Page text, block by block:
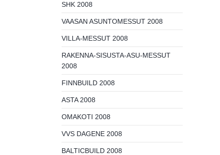
SHK 2008
VAASAN ASUNTOMESSUT 2008
VILLA-MESSUT 2008
RAKENNA-SISUSTA-ASU-MESSUT
2008
FINNBUILD 2008
ASTA 2008
OMAKOTI 2008
VVS DAGENE 2008
BALTICBUILD 2008